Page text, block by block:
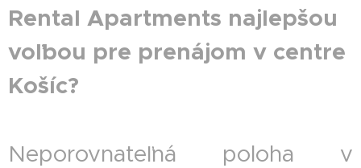
Rental Apartments najlepšou
voľbou pre prenájom v centre
Košíc?
Neporovnateľná poloha v